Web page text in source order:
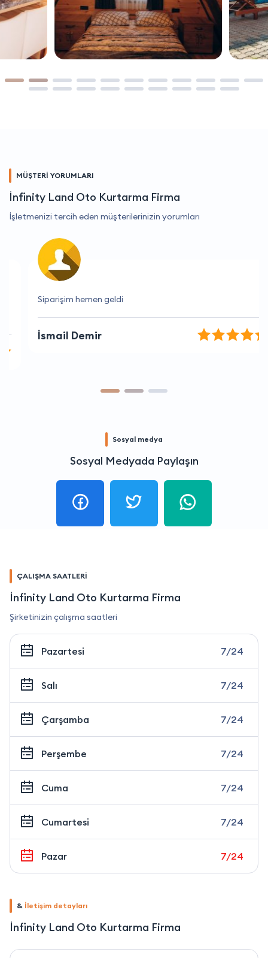
MÜŞTERİ YORUMLARI
İnfinity Land Oto Kurtarma Firma
İşletmenizi tercih eden müşterilerinizin yorumları
Siparişim hemen geldi
İsmail Demir
Sosyal medya
Sosyal Medyada Paylaşın
ÇALIŞMA SAATLERİ
İnfinity Land Oto Kurtarma Firma
Şirketinizin çalışma saatleri
Pazartesi 7/24
Salı 7/24
Çarşamba 7/24
Perşembe 7/24
Cuma 7/24
Cumartesi 7/24
Pazar 7/24
& İletişim detayları
İnfinity Land Oto Kurtarma Firma